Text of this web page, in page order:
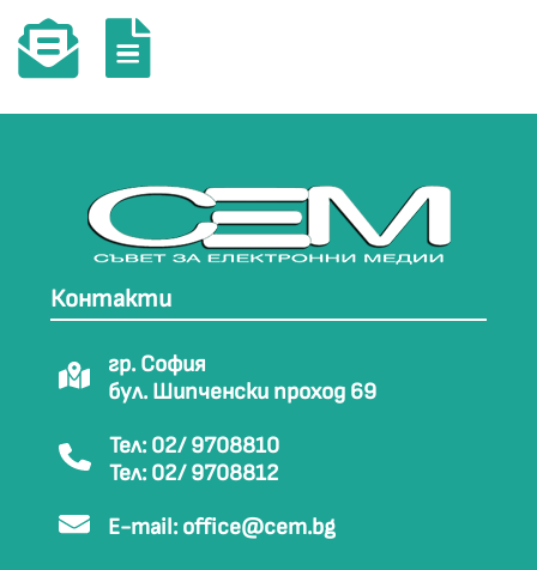
Контакти
гр. София
бул. Шипченски проход 69
Тел: 02/ 9708810
Тел: 02/ 9708812
E-mail: office@cem.bg